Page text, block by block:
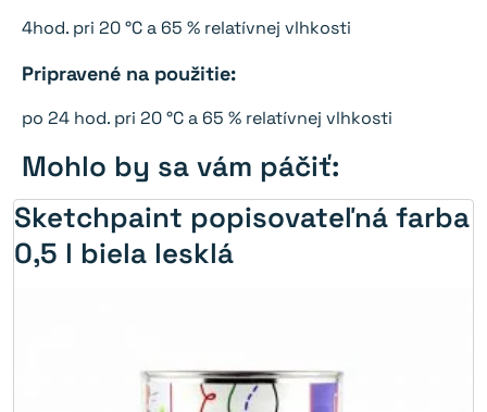
4hod. pri 20 °C a 65 % relatívnej vlhkosti
Pripravené na použitie:
po 24 hod. pri 20 °C a 65 % relatívnej vlhkosti
Mohlo by sa vám páčiť:
Sketchpaint popisovateľná farba
0,5 l biela lesklá